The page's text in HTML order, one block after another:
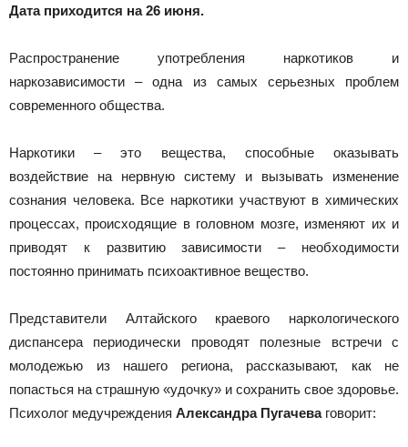
Дата приходится на 26 июня.
Распространение употребления наркотиков и
наркозависимости – одна из самых серьезных проблем
современного общества.
Наркотики – это вещества, способные оказывать
воздействие на нервную систему и вызывать изменение
сознания человека. Все наркотики участвуют в химических
процессах, происходящие в головном мозге, изменяют их и
приводят к развитию зависимости – необходимости
постоянно принимать психоактивное вещество.
Представители Алтайского краевого наркологического
диспансера периодически проводят полезные встречи с
молодежью из нашего региона, рассказывают, как не
попасться на страшную «удочку» и сохранить свое здоровье.
Психолог медучреждения Александра Пугачеваговорит: